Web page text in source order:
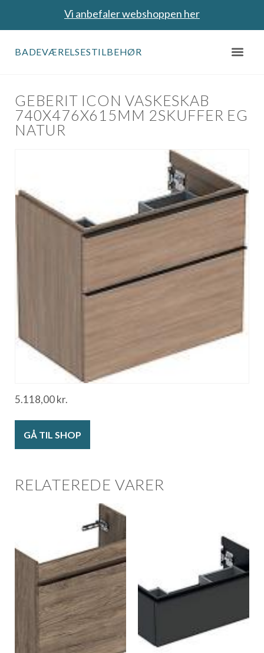
Vi anbefaler webshoppen her
BADEVÆRELSESTILBEHØR
GEBERIT ICON VASKESKAB
740X476X615MM 2SKUFFER EG
NATUR
5.118,00kr.
GÅ TIL SHOP
RELATEREDE VARER